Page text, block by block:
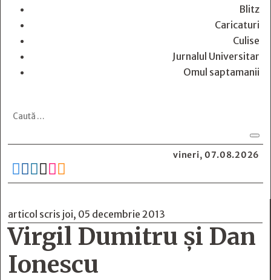
Blitz
Caricaturi
Culise
Jurnalul Universitar
Omul saptamanii
vineri, 07.08.2026
     
articol scris joi, 05 decembrie 2013
Virgil Dumitru şi Dan
Ionescu